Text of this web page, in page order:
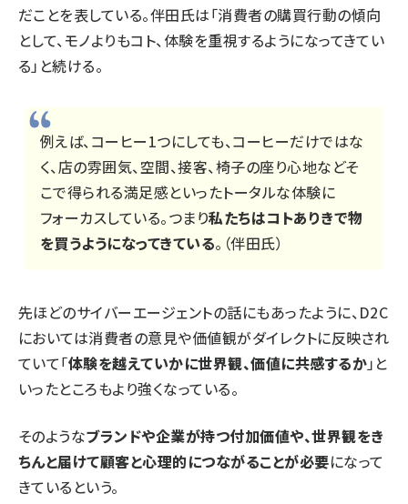
だことを表している。伴田氏は「消費者の購買行動の傾向
として、モノよりもコト、体験を重視するようになってきてい
る」と続ける。
例えば、コーヒー1つにしても、コーヒーだけではな
く、店の雰囲気、空間、接客、椅子の座り心地などそ
こで得られる満足感といったトータルな体験に
フォーカスしている。つまり私たちはコトありきで物
を買うようになってきている。（伴田氏）
先ほどのサイバーエージェントの話にもあったように、D2C
においては消費者の意見や価値観がダイレクトに反映され
ていて「体験を越えていかに世界観、価値に共感するか」と
いったところもより強くなっている。
そのようなブランドや企業が持つ付加価値や、世界観をき
ちんと届けて顧客と心理的につながることが必要になって
きているという。